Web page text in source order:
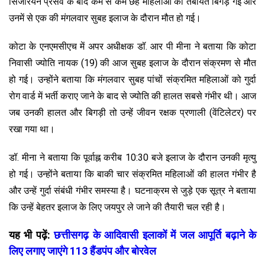
उनमें से एक की मंगलवार सुबह इलाज के दौरान मौत हो गई।
कोटा के एनएमसीएच में अपर अधीक्षक डॉ. आर पी मीना ने बताया कि कोटा
निवासी ज्योति नायक (19) की आज सुबह इलाज के दौरान संक्रमण से मौत
हो गई। उन्होंने बताया कि मंगलवार सुबह पांचों संक्रमित महिलाओं को गुर्दा
रोग वार्ड में भर्ती कराए जाने के बाद से ज्योति की हालत सबसे गंभीर थी। आज
जब उनकी हालत और बिगड़ी तो उन्हें जीवन रक्षक प्रणाली (वेंटिलेटर) पर
रखा गया था।
डॉ. मीना ने बताया कि पूर्वाह्न करीब 10:30 बजे इलाज के दौरान उनकी मृत्यु
हो गई। उन्होंने बताया कि बाकी चार संक्रमित महिलाओं की हालत गंभीर है
और उन्हें गुर्दा संबंधी गंभीर समस्या है। घटनाक्रम से जुड़े एक सूत्र ने बताया
कि उन्हें बेहतर इलाज के लिए जयपुर ले जाने की तैयारी चल रही है।
यह भी पढ़ें:छत्तीसगढ़ के आदिवासी इलाकों में जल आपूर्ति बढ़ाने के
लिए लगाए जाएंगे 113 हैंडपंप और बोरवेल